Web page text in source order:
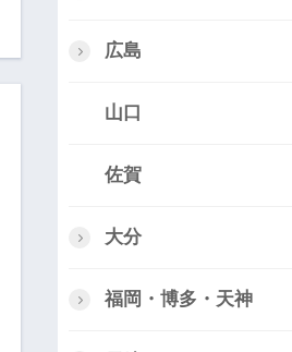
広島
山口
佐賀
大分
福岡・博多・天神